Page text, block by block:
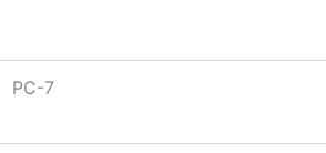
PC-7